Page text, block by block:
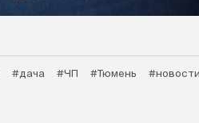
#дача #ЧП #Тюмень